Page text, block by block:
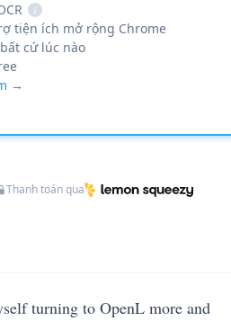
i
tiện ích mở rộng Chrome
cứ lúc nào
→
Thanh toán qua
turning to OpenL more and